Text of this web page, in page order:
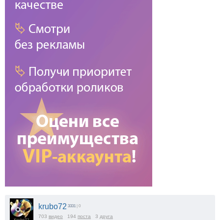
krubo72 3331 | 0
703 видео 194 поста 3 друга